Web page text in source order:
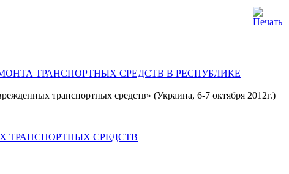
ТРАНСПОРТНЫХ СРЕДСТВ В РЕСПУБЛИКЕ
транспортных средств» (Украина, 6-7 октября 2012г.)
ТРАНСПОРТНЫХ СРЕДСТВ